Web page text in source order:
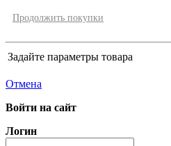
Продолжить покупки
Задайте параметры товара
Отмена
Войти на сайт
Логин